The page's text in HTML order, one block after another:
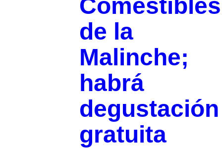
Comestibles
de la
Malinche;
habrá
degustación
gratuita